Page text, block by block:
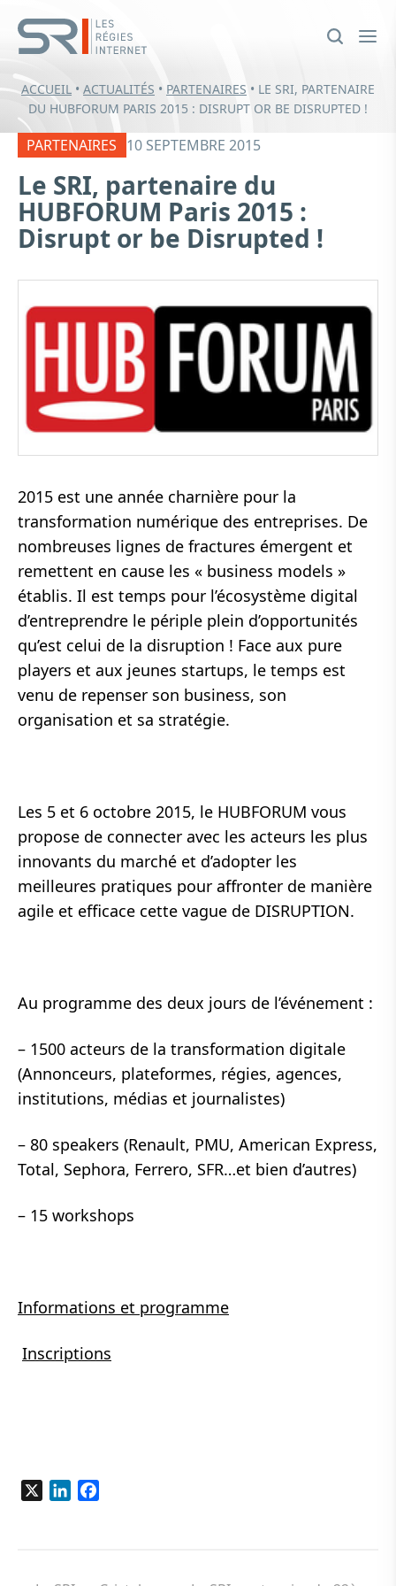
ACCUEIL • ACTUALITÉS • PARTENAIRES • LE SRI, PARTENAIRE
DU HUBFORUM PARIS 2015 : DISRUPT OR BE DISRUPTED !
PARTENAIRES 10 SEPTEMBRE 2015
Le SRI, partenaire du
HUBFORUM Paris 2015 :
Disrupt or be Disrupted !
2015 est une année charnière pour la
transformation numérique des entreprises. De
nombreuses lignes de fractures émergent et
remettent en cause les « business models »
établis. Il est temps pour l’écosystème digital
d’entreprendre le périple plein d’opportunités
qu’est celui de la disruption ! Face aux pure
players et aux jeunes startups, le temps est
venu de repenser son business, son
organisation et sa stratégie.
Les 5 et 6 octobre 2015, le HUBFORUM vous
propose de connecter avec les acteurs les plus
innovants du marché et d’adopter les
meilleures pratiques pour affronter de manière
agile et efficace cette vague de DISRUPTION.
Au programme des deux jours de l’événement :
– 1500 acteurs de la transformation digitale
(Annonceurs, plateformes, régies, agences,
institutions, médias et journalistes)
– 80 speakers (Renault, PMU, American Express,
Total, Sephora, Ferrero, SFR…et bien d’autres)
– 15 workshops
Informations et programme
Inscriptions
LinkedIn